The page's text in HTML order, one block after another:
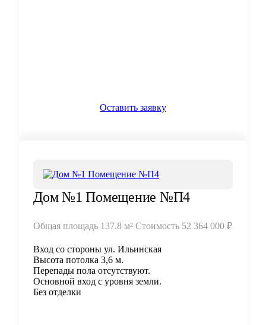
Оставить заявку
Дом №1 Помещение №П4
Общая площадь 137.8 м² Стоимость 52 364 000 ₽
Вход со стороны ул. Ильинская
Высота потолка 3,6 м.
Перепады пола отсутствуют.
Основной вход с уровня земли.
Без отделки